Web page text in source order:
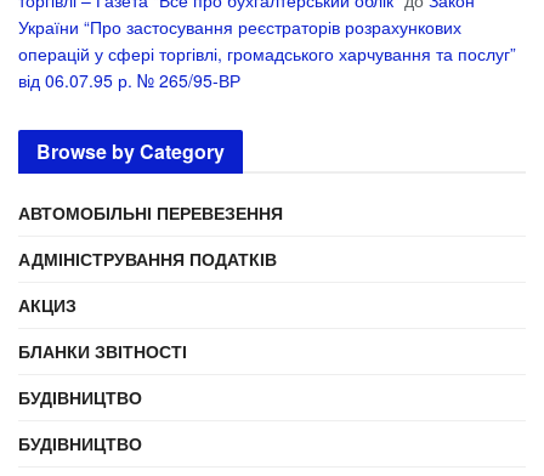
України “Про застосування реєстраторів розрахункових
операцій у сфері торгівлі, громадського харчування та послуг”
від 06.07.95 р. № 265/95-ВР
Browse by Category
АВТОМОБІЛЬНІ ПЕРЕВЕЗЕННЯ
АДМІНІСТРУВАННЯ ПОДАТКІВ
АКЦИЗ
БЛАНКИ ЗВІТНОСТІ
БУДІВНИЦТВО
БУДІВНИЦТВО